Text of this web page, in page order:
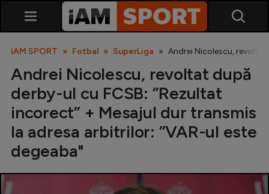
SuperLiga
iAM SPORT Fotbal SuperLiga Andrei Nicolescu, revoltat
Andrei Nicolescu, revoltat după
derby-ul cu FCSB: ”Rezultat
incorect” + Mesajul dur transmis
la adresa arbitrilor: ”VAR-ul este
degeaba"